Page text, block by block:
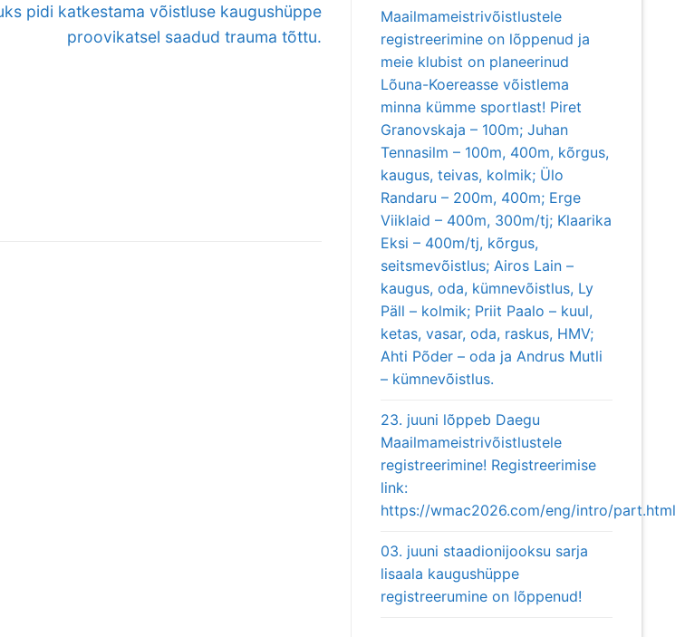
pidi katkestama võistluse kaugushüppe
proovikatsel saadud trauma tõttu.
Maailmameistrivõistlustele
registreerimine on lõppenud ja
meie klubist on planeerinud
Lõuna-Koereasse võistlema
minna kümme sportlast! Piret
Granovskaja – 100m; Juhan
Tennasilm – 100m, 400m, kõrgus,
kaugus, teivas, kolmik; Ülo
Randaru – 200m, 400m; Erge
Viiklaid – 400m, 300m/tj; Klaarika
Eksi – 400m/tj, kõrgus,
seitsmevõistlus; Airos Lain –
kaugus, oda, kümnevõistlus, Ly
Päll – kolmik; Priit Paalo – kuul,
ketas, vasar, oda, raskus, HMV;
Ahti Põder – oda ja Andrus Mutli
– kümnevõistlus.
23. juuni lõppeb Daegu
Maailmameistrivõistlustele
registreerimine! Registreerimise
link:
https://wmac2026.com/eng/intro/part.html
03. juuni staadionijooksu sarja
lisaala kaugushüppe
registreerumine on lõppenud!